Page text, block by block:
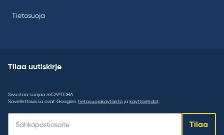
Tietosuoja
Tilaa uutiskirje
Sivustoa suojaa reCAPTCHA.
Sovellettavissa ovat Googlen tietosuojakäytäntö ja käyttöehdot.
uutiskirje:
Tilaa